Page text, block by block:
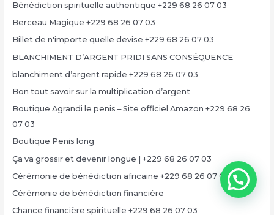
Bénédiction spirituelle authentique +229 68 26 07 03
Berceau Magique +229 68 26 07 03
Billet de n'importe quelle devise +229 68 26 07 03
BLANCHIMENT D’ARGENT PRIDI SANS CONSÉQUENCE
blanchiment d’argent rapide +229 68 26 07 03
Bon tout savoir sur la multiplication d’argent
Boutique Agrandi le penis – Site officiel Amazon +229 68 26
07 03
Boutique Penis long
Ça va grossir et devenir longue | +229 68 26 07 03
Cérémonie de bénédiction africaine +229 68 26 07 03
Cérémonie de bénédiction financière
Chance financière spirituelle +229 68 26 07 03